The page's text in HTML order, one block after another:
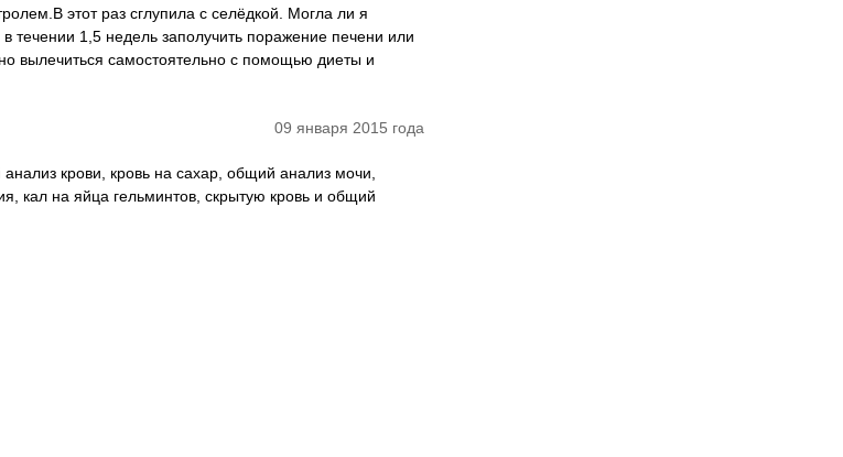
этот раз сглупила с селёдкой. Могла ли я
течении 1,5 недель заполучить поражение печени или
вылечиться самостоятельно с помощью диеты и
09 января 2015 года
крови, кровь на сахар, общий анализ мочи,
кал на яйца гельминтов, скрытую кровь и общий